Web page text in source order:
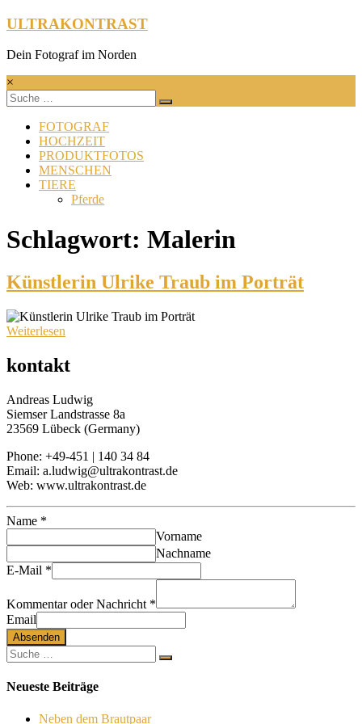
Zum
springen
ULTRAKONTRAST
Dein Fotograf im Norden
×
FOTOGRAF
HOCHZEIT
PRODUKTFOTOS
MENSCHEN
TIERE
Pferde
Schlagwort: Malerin
Künstlerin Ulrike Traub im Porträt
Weiterlesen
kontakt
Andreas Ludwig
Siemser Landstrasse 8a
23569 Lübeck (Germany)
Phone: +49-451 | 140 34 84
Email: a.ludwig@ultrakontrast.de
Web: www.ultrakontrast.de
Name *
Vorname
Nachname
E-Mail *
Kommentar oder Nachricht *
Email
Absenden
Neueste Beiträge
Neben dem Brautpaar